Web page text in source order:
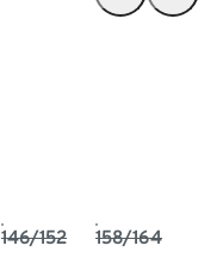
146/152 158/164